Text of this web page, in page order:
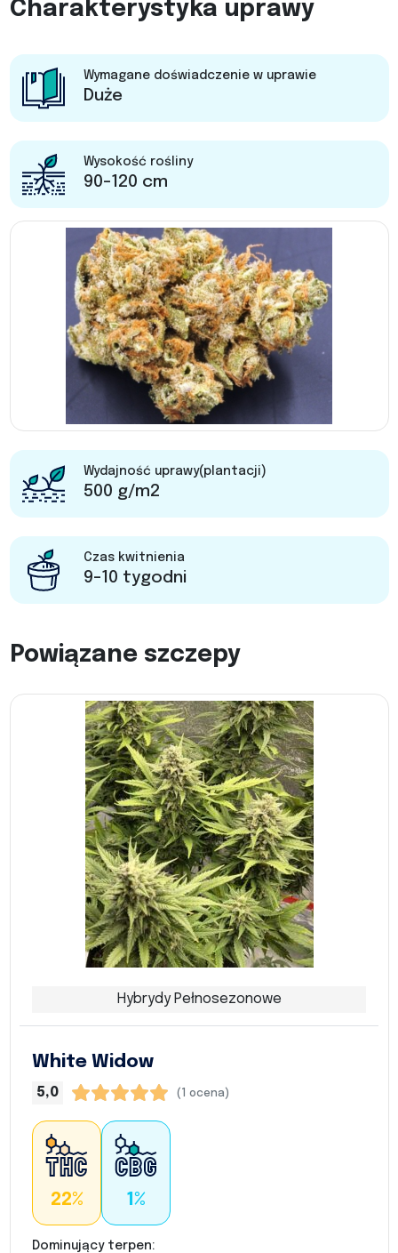
Charakterystyka uprawy
Wymagane doświadczenie w uprawie
Duże
Wysokość rośliny
90-120 cm
Wydajność uprawy(plantacji)
500 g/m2
Czas kwitnienia
9-10 tygodni
Powiązane szczepy
Hybrydy Pełnosezonowe
White Widow
5,0 (1 ocena)
22% 1%
Dominujący terpen: